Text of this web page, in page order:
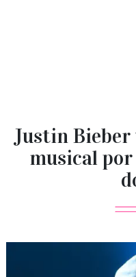
Justin Bieber
musical